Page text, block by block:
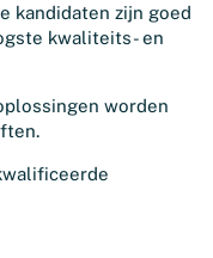
kandidaten zijn goed
kwaliteits- en
worden